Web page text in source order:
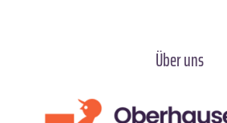
Über uns